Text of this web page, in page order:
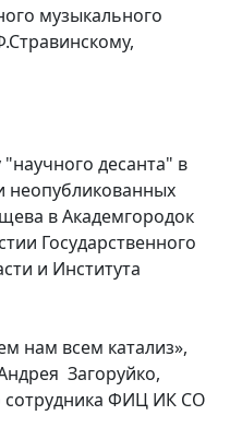
музыкального
десанта" в
неопубликованных
в Академгородок
Государственного
и Института
нам всем катализ»,
Загоруйко,
сотрудника ФИЦ ИК СО